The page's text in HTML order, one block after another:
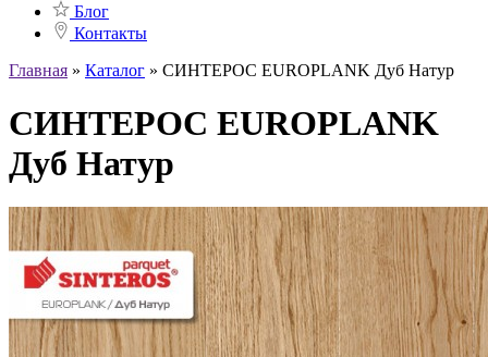
Блог
Контакты
Главная » Каталог » СИНТЕРОС EUROPLANK Дуб Натур
СИНТЕРОС EUROPLANK
Дуб Натур